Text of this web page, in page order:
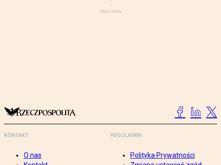
KONTAKT
O nas
REGULAMIN
Polityka Prywatności